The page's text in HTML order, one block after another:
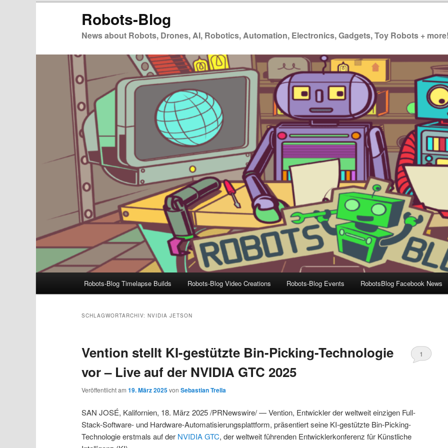
Robots-Blog
News about Robots, Drones, AI, Robotics, Automation, Electronics, Gadgets, Toy Robots + more!
Robots-Blog Timelapse Builds Robots-Blog Video Creations Robots-Blog Events RobotsBlog Facebook News
SCHLAGWORTARCHIV:NVIDIA JETSON
Vention stellt KI-gestützte Bin-Picking-Technologie
vor – Live auf der NVIDIA GTC 2025
Veröffentlicht am19. März 2025vonSebastian Trella
1
SAN JOSÉ, Kalifornien, 18. März 2025 /PRNewswire/ — Vention, Entwickler der weltweit einzigen Full-
Stack-Software- und Hardware-Automatisierungsplattform, präsentiert seine KI-gestützte Bin-Picking-
Technologie erstmals auf der NVIDIA GTC, der weltweit führenden Entwicklerkonferenz für Künstliche